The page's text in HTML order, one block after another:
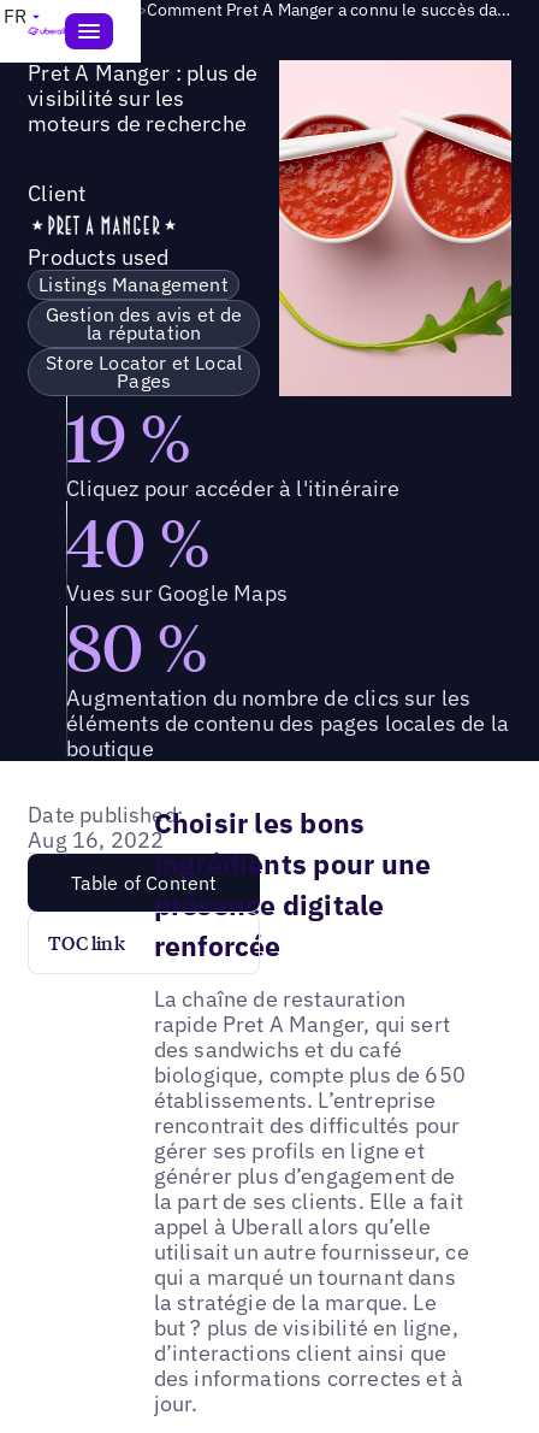
FR Success Story > Comment Pret A Manger a connu le succès dans le domaine de la recherche locale avec Uberall
Pret A Manger : plus de
visibilité sur les
moteurs de recherche
Client
Products used
Listings Management
Gestion des avis et de
la réputation
Store Locator et Local
Pages
19 %
Cliquez pour accéder à l'itinéraire
40 %
Vues sur Google Maps
80 %
Augmentation du nombre de clics sur les
éléments de contenu des pages locales de la
boutique
Date published:
Aug 16, 2022
Table of Content
TOC link
Choisir les bons
ingrédients pour une
présence digitale
renforcée
La chaîne de restauration
rapide Pret A Manger, qui sert
des sandwichs et du café
biologique, compte plus de 650
établissements. L’entreprise
rencontrait des difficultés pour
gérer ses profils en ligne et
générer plus d’engagement de
la part de ses clients. Elle a fait
appel à Uberall alors qu’elle
utilisait un autre fournisseur, ce
qui a marqué un tournant dans
la stratégie de la marque. Le
but ? plus de visibilité en ligne,
d’interactions client ainsi que
des informations correctes et à
jour.